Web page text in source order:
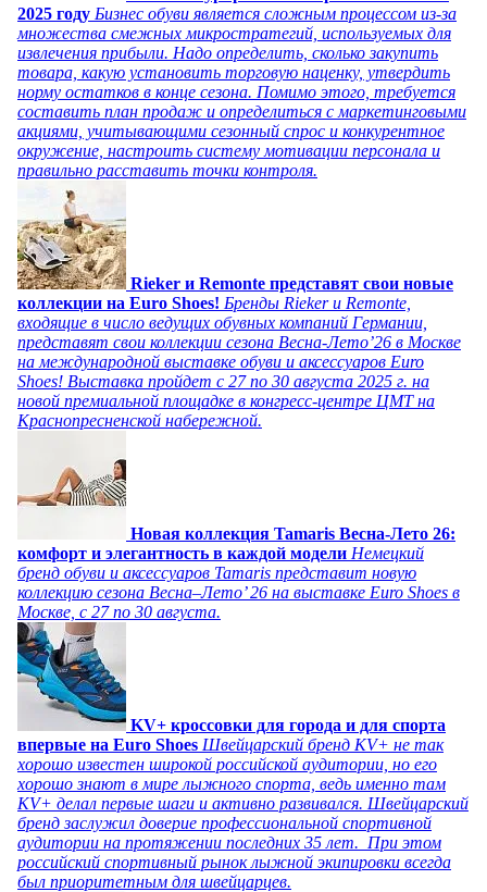
2025 году Бизнес обуви является сложным процессом из-за
множества смежных микростратегий, используемых для
извлечения прибыли. Надо определить, сколько закупить
товара, какую установить торговую наценку, утвердить
норму остатков в конце сезона. Помимо этого, требуется
составить план продаж и определиться с маркетинговыми
акциями, учитывающими сезонный спрос и конкурентное
окружение, настроить систему мотивации персонала и
правильно расставить точки контроля.
Rieker и Remonte представят свои новые
коллекции на Euro Shoes! Бренды Rieker и Remonte,
входящие в число ведущих обувных компаний Германии,
представят свои коллекции сезона Весна-Лето’26 в Москве
на международной выставке обуви и аксессуаров Euro
Shoes! Выставка пройдет c 27 по 30 августа 2025 г. на
новой премиальной площадке в конгресс-центре ЦМТ на
Краснопресненской набережной.
Новая коллекция Tamaris Весна-Лето 26:
комфорт и элегантность в каждой модели Немецкий
бренд обуви и аксессуаров Tamaris представит новую
коллекцию сезона Весна–Лето’ 26 на выставке Euro Shoes в
Москве, с 27 по 30 августа.
KV+ кроссовки для города и для спорта
впервые на Euro Shoes Швейцарский бренд KV+ не так
хорошо известен широкой российской аудитории, но его
хорошо знают в мире лыжного спорта, ведь именно там
KV+ делал первые шаги и активно развивался. Швейцарский
бренд заслужил доверие профессиональной спортивной
аудитории на протяжении последних 35 лет. При этом
российский спортивный рынок лыжной экипировки всегда
был приоритетным для швейцарцев.